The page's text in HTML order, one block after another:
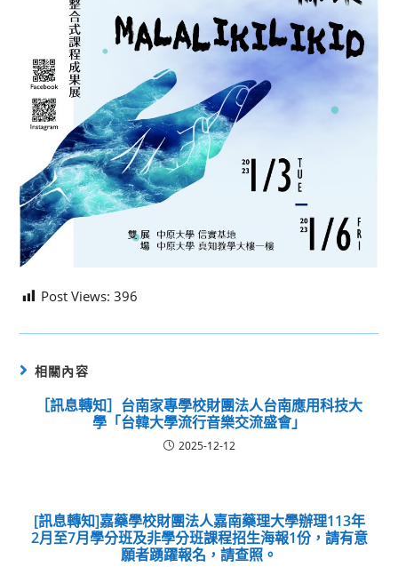
Post Views: 396
相關內容
［訊息轉知］台南家專學校財團法人台南應用科技大
學「台韓大學流行音樂交流盛會」
2025-12-12
[訊息轉知]嘉藥學校財團法人嘉南藥理大學辦理113年
2月至7月學分班及非學分班課程招生海報1份，請有意
願者踴躍報名，請查照。